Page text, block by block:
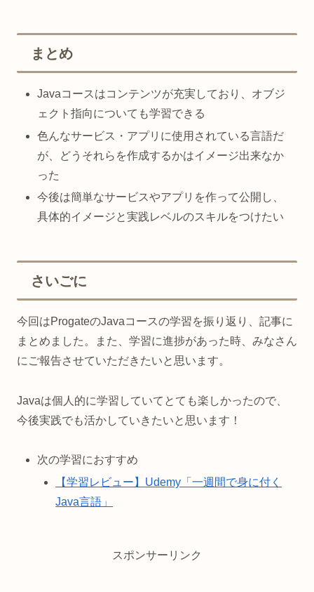
まとめ
Javaコースはコンテンツが充実しており、オブジ
ェクト指向についても学習できる
色んなサービス・アプリに使用されている言語だ
が、どうそれらを作成するかはイメージ出来なか
った
今後は簡単なサービスやアプリを作って公開し、
具体的イメージと実践レベルのスキルをつけたい
さいごに
今回はProgateのJavaコースの学習を振り返り、記事に
まとめました。また、学習に進捗があった時、みなさん
にご報告させていただきたいと思います。
Javaは個人的に学習していてとても楽しかったので、
今後実践でも活かしていきたいと思います！
次の学習におすすめ
【学習レビュー】Udemy「一週間で身に付く
Java言語」
スポンサーリンク